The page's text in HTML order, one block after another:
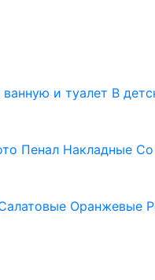
ванную и туалет В
Пенал Накладные
Оранжевые